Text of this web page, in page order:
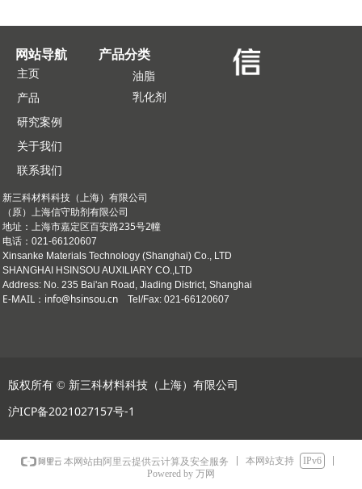
主页
产品
研究案例
关于我们
联系我们
油脂
乳化剂
网站导航 产品分类
新三科材料科技（上海）有限公司
（原）上海信守助剂有限公司
地址： 上海市嘉定区百安路235号2幢
电话：021-66120607
Xinsanke Materials Technology (Shanghai) Co., LTD
SHANGHAI HSINSOU AUXILIARY CO.,LTD
Address: No. 235 Bai'an Road, Jiading District, Shanghai
E-MAIL：info@hsinsou.cn Tel/Fax: 021-66120607
版权所有 © 新三科材料科技（上海）有限公司
沪ICP备2021027157号-1
本网站由阿里云提供云计算及安全服务 本网站支持
IPv6
Powered by 万网